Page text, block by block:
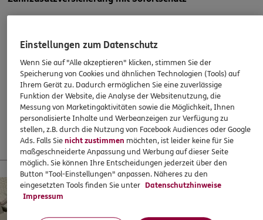
Nicole Bauriedl
Hauptstr. 64,70563 Stuttgart - Vaihingen(7.1 km)
Homepage besuchen
5/5 ERGO
Ralf Wallasch
Glemsgaustr. 7,70499 Stuttgart(7.1 km)
Homepage besuchen
Salman Siringül
Mittenfeldstr. 116
ERGO klappts! Sogar, wenn die Behandlung bereits
super!
37,60
€ monatlich
Mehr erfahren
13 % Startbonus für junge Leute
Einstellungen zum Datenschutz
Wenn Sie auf "Alle akzeptieren" klicken, stimmen Sie der
Speicherung von Cookies und ähnlichen Technologien (Tools) auf
Ihrem Gerät zu. Dadurch ermöglichen Sie eine zuverlässige
Funktion der Website, die Analyse der Websitenutzung, die
Messung von Marketingaktivitäten sowie die Möglichkeit, Ihnen
personalisierte Inhalte und Werbeanzeigen zur Verfügung zu
stellen, z.B. durch die Nutzung von Facebook Audiences oder Google
Ads. Falls Sienicht zustimmen möchten, ist leider keine für Sie
maßgeschneiderte Anpassung und Werbung auf dieser Seite
möglich. Sie können Ihre Entscheidungen jederzeit über den
Button "Tool-Einstellungen" anpassen. Näheres zu den
eingesetzten Tools finden Sie unter Datenschutzhinweise
Impressum